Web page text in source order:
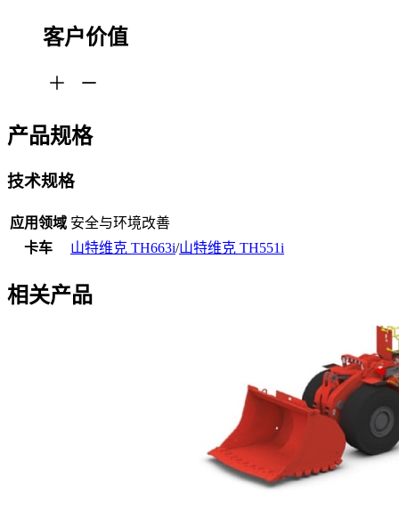
客户价值
产品规格
技术规格
应用领域 安全与环境改善
卡车
山特维克 TH663i/山特维克 TH551i
相关产品